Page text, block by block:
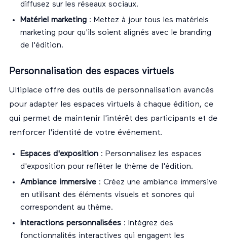
diffusez sur les réseaux sociaux.
Matériel marketing : Mettez à jour tous les matériels
marketing pour qu'ils soient alignés avec le branding
de l'édition.
Personnalisation des espaces virtuels
Ultiplace offre des outils de personnalisation avancés
pour adapter les espaces virtuels à chaque édition, ce
qui permet de maintenir l'intérêt des participants et de
renforcer l'identité de votre événement.
Espaces d'exposition : Personnalisez les espaces
d'exposition pour refléter le thème de l'édition.
Ambiance immersive : Créez une ambiance immersive
en utilisant des éléments visuels et sonores qui
correspondent au thème.
Interactions personnalisées : Intégrez des
fonctionnalités interactives qui engagent les